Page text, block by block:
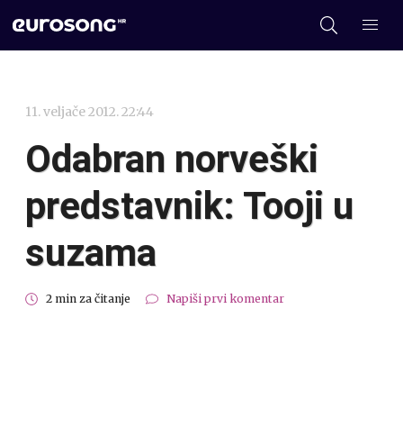
11. veljače 2012. 22:44
Odabran norveški
predstavnik: Tooji u
suzama
2 min za čitanje Napiši prvi komentar